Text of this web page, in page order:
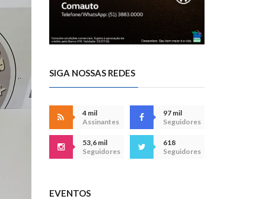
SIGA NOSSAS REDES
4 mil
Assinantes
97 mil
Seguidores
53,6 mil
Seguidores
618
Seguidores
EVENTOS